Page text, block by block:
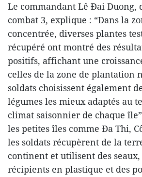
Le commandant Lê Đai Duong,
combat 3, explique : “Dans la
concentrée, diverses plantes
récupéré ont montré des
positifs, affichant une
celles de la zone de plantation
soldats choisissent également
légumes les mieux adaptés au
climat saisonnier de chaque
les petites îles comme Đa Thi,
les soldats récupèrent de la
continent et utilisent des seaux,
récipients en plastique et des